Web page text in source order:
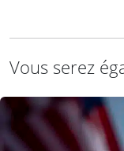
Vous serez